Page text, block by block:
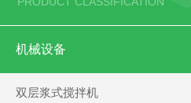
机械设备
双层浆式搅拌机